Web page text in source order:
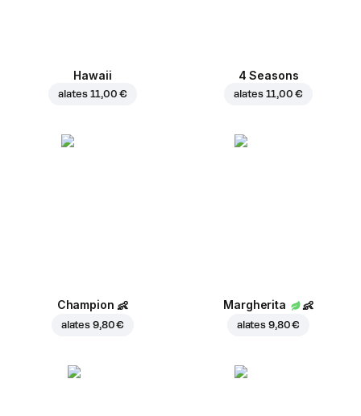
Hawaii
alates 11,00 €
4 Seasons
alates 11,00 €
Champion 👶
alates 9,80 €
Margherita 👶
alates 9,80 €